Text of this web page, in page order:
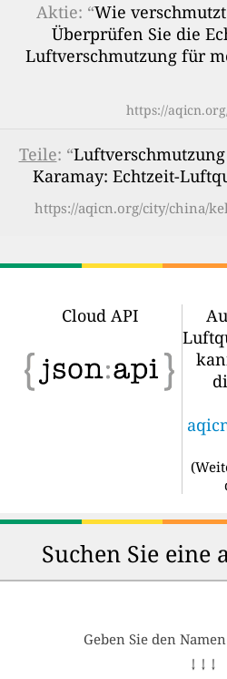
Aktie: “Wie
Überprüfen Sie die
Luftverschmutzung für
https://
Teile: “
Karamay: Echtzeit-
https://aqicn.org/city/china/
Cloud API
(
Suchen Sie eine
Geben Sie den
↓ ↓ ↓